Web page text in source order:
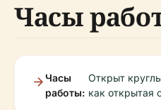
Часы
Часы
работы:
Открыт
как открытая